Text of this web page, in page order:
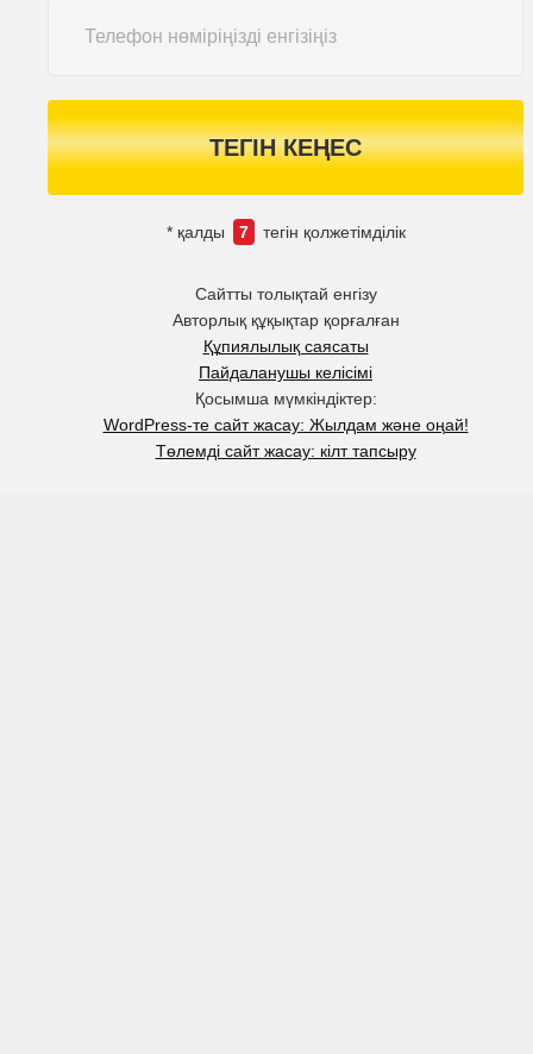
ТЕГІН КЕҢЕС
* қалды 7 тегін қолжетімділік
Сайтты толықтай енгізу
Авторлық құқықтар қорғалған
Құпиялылық саясаты
Пайдаланушы келісімі
Қосымша мүмкіндіктер:
WordPress-те сайт жасау: Жылдам және оңай!
Төлемді сайт жасау: кілт тапсыру